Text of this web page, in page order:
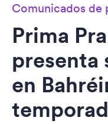
Comunicados de
Prima
presenta
en